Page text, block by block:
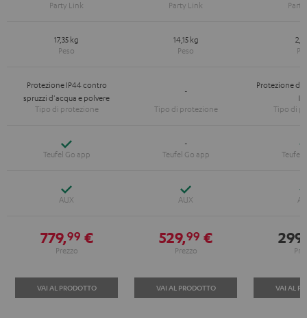
17,35 kg 14,15 kg
Protezione IP44 contro
spruzzi d'acqua e polvere
-
Protezione
si -
si si
779,99 € 529,99 € 299,
VAI AL PRODOTTO VAI AL PRODOTTO VAI AL